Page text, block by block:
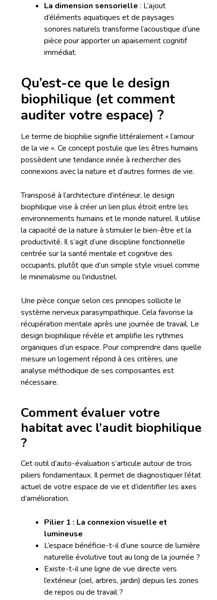
La dimension sensorielle : L’ajout
d’éléments aquatiques et de paysages
sonores naturels transforme l’acoustique d’une
pièce pour apporter un apaisement cognitif
immédiat.
Qu’est-ce que le design
biophilique (et comment
auditer votre espace) ?
Le terme de biophilie signifie littéralement « l’amour
de la vie ». Ce concept postule que les êtres humains
possèdent une tendance innée à rechercher des
connexions avec la nature et d’autres formes de vie.
Transposé à l’architecture d’intérieur, le design
biophilique vise à créer un lien plus étroit entre les
environnements humains et le monde naturel. Il utilise
la capacité de la nature à stimuler le bien-être et la
productivité. Il s’agit d’une discipline fonctionnelle
centrée sur la santé mentale et cognitive des
occupants, plutôt que d’un simple style visuel comme
le minimalisme ou l’industriel.
Une pièce conçue selon ces principes sollicite le
système nerveux parasympathique. Cela favorise la
récupération mentale après une journée de travail. Le
design biophilique révèle et amplifie les rythmes
organiques d’un espace. Pour comprendre dans quelle
mesure un logement répond à ces critères, une
analyse méthodique de ses composantes est
nécessaire.
Comment évaluer votre
habitat avec l’audit biophilique
?
Cet outil d’auto-évaluation s’articule autour de trois
piliers fondamentaux. Il permet de diagnostiquer l’état
actuel de votre espace de vie et d’identifier les axes
d’amélioration.
Pilier 1 : La connexion visuelle et
lumineuse
L’espace bénéficie-t-il d’une source de lumière
naturelle évolutive tout au long de la journée ?
Existe-t-il une ligne de vue directe vers
l’extérieur (ciel, arbres, jardin) depuis les zones
de repos ou de travail ?